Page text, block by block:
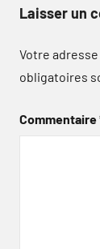
Laisser un
Votre
obligatoires
Commentaire